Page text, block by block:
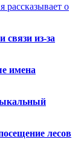
рассказывает о
из-за
имена
лесов